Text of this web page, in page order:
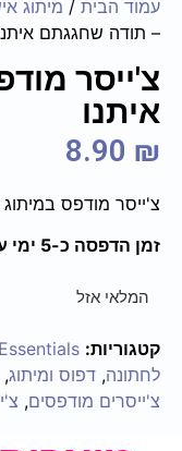
עמוד הבית / מיתוג
– תודה שחגגתם
צ'ייסר
איתנו
8.90 ₪
צ'ייסר מודפס
זמן הדפסה כ-5 ימי עסקים מאישור הגרפיקה.
המלאי אזל
קטגוריות:
לחתונה, דפוס ומיתוג,
צ'ייסרים מודפסים,